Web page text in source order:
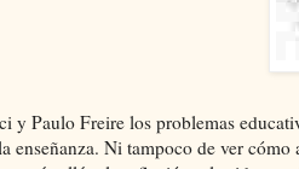
y Paulo Freire los problemas
enseñanza. Ni tampoco de ver